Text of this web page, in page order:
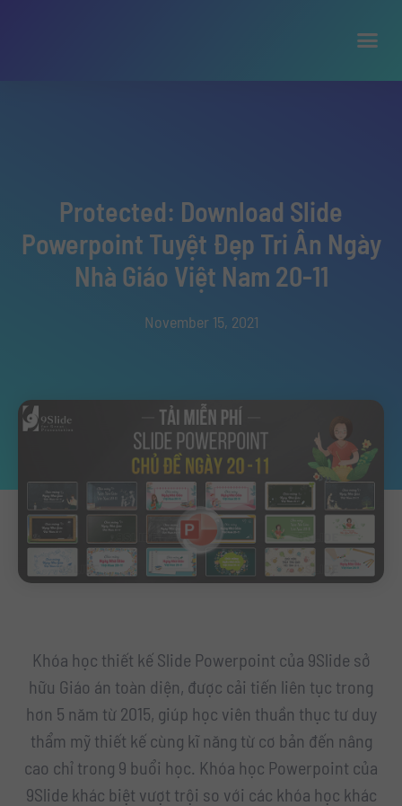
Protected: Download Slide
Powerpoint Tuyệt Đẹp Tri Ân Ngày
Nhà Giáo Việt Nam 20-11
November 15, 2021
Khóa học thiết kế Slide Powerpoint của 9Slide sở
hữu Giáo án toàn diện, được cải tiến liên tục trong
hơn 5 năm từ 2015, giúp học viên thuần thục tư duy
thẩm mỹ thiết kế cùng kĩ năng từ cơ bản đến nâng
cao chỉ trong 9 buổi học. Khóa học Powerpoint của
9Slide khác biệt vượt trội so với các khóa học khác